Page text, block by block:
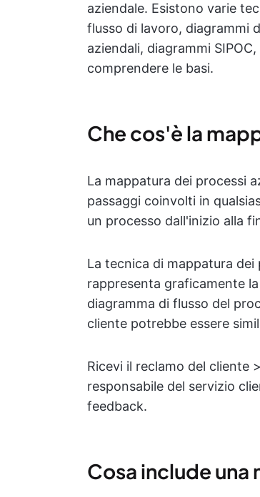
aziendale. Esistono varie
flusso di lavoro, diagrammi
aziendali, diagrammi
comprendere le basi.
Che cos'è la
La mappatura dei processi
passaggi coinvolti in
un processo dall'inizio alla
La tecnica di mappatura
rappresenta graficamente
diagramma di flusso del
cliente potrebbe essere
Ricevi il reclamo del cliente
responsabile del servizio
feedback.
Cosa include una